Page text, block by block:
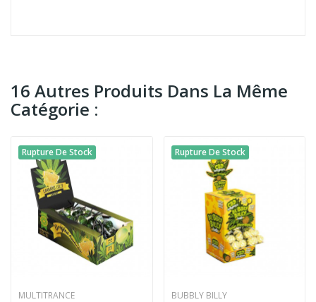
16 Autres Produits Dans La Même
Catégorie :
Rupture De Stock
MULTITRANCE
Rupture De Stock
BUBBLY BILLY